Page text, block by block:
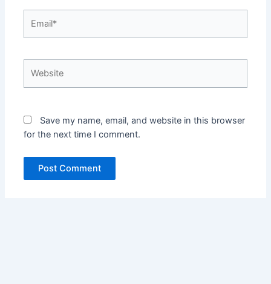
Save my name, email, and website in this browser
for the next time I comment.